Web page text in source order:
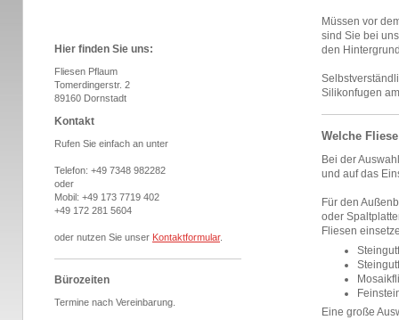
Hier finden Sie uns:
Fliesen Pflaum
Tomerdingerstr. 2
89160 Dornstadt
Kontakt
Rufen Sie einfach an unter
Telefon: +49 7348 982282
oder
Mobil: +49 173 7719 402
+49 172 281 5604
oder nutzen Sie unser Kontaktformular.
Bürozeiten
Termine nach Vereinbarung.
Müssen vor
sind Sie bei
den
Silikonfugen
Welche
Bei der
und auf das
Für den
oder
Fliesen
Eine große